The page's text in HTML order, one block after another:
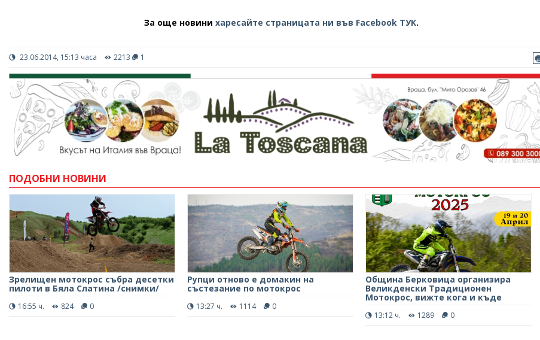
За още новинихаресайте страницата ни във Facebook ТУК.
23.06.2014, 15:13 часа 2213 1
ПОДОБНИ НОВИНИ
Зрелищен мотокрос събра десетки
пилоти в Бяла Слатина /снимки/
16:55 ч. 824 0
Рупци отново е домакин на
състезание по мотокрос
13:27 ч. 1114 0
Община Берковица организира
Великденски Традиционен
Мотокрос, вижте кога и къде
13:12 ч. 1289 0